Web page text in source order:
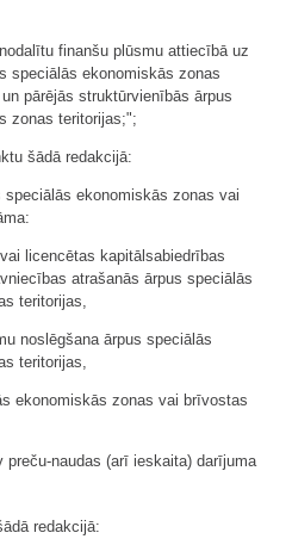
finanšu plūsmu attiecībā uz
speciālās ekonomiskās zonas
pārējās struktūrvienībās ārpus
zonas teritorijas;";
šādā redakcijā:
speciālās ekonomiskās zonas vai
licencētas kapitālsabiedrības
atrašanās ārpus speciālās
teritorijas,
noslēgšana ārpus speciālās
teritorijas,
ekonomiskās zonas vai brīvostas
naudas (arī ieskaita) darījuma
redakcijā: